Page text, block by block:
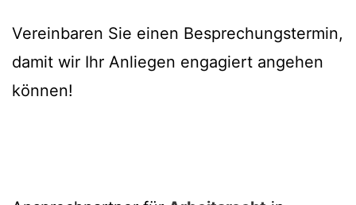
Vereinbaren Sie einen Besprechungstermin,
damit wir Ihr Anliegen engagiert angehen
können!